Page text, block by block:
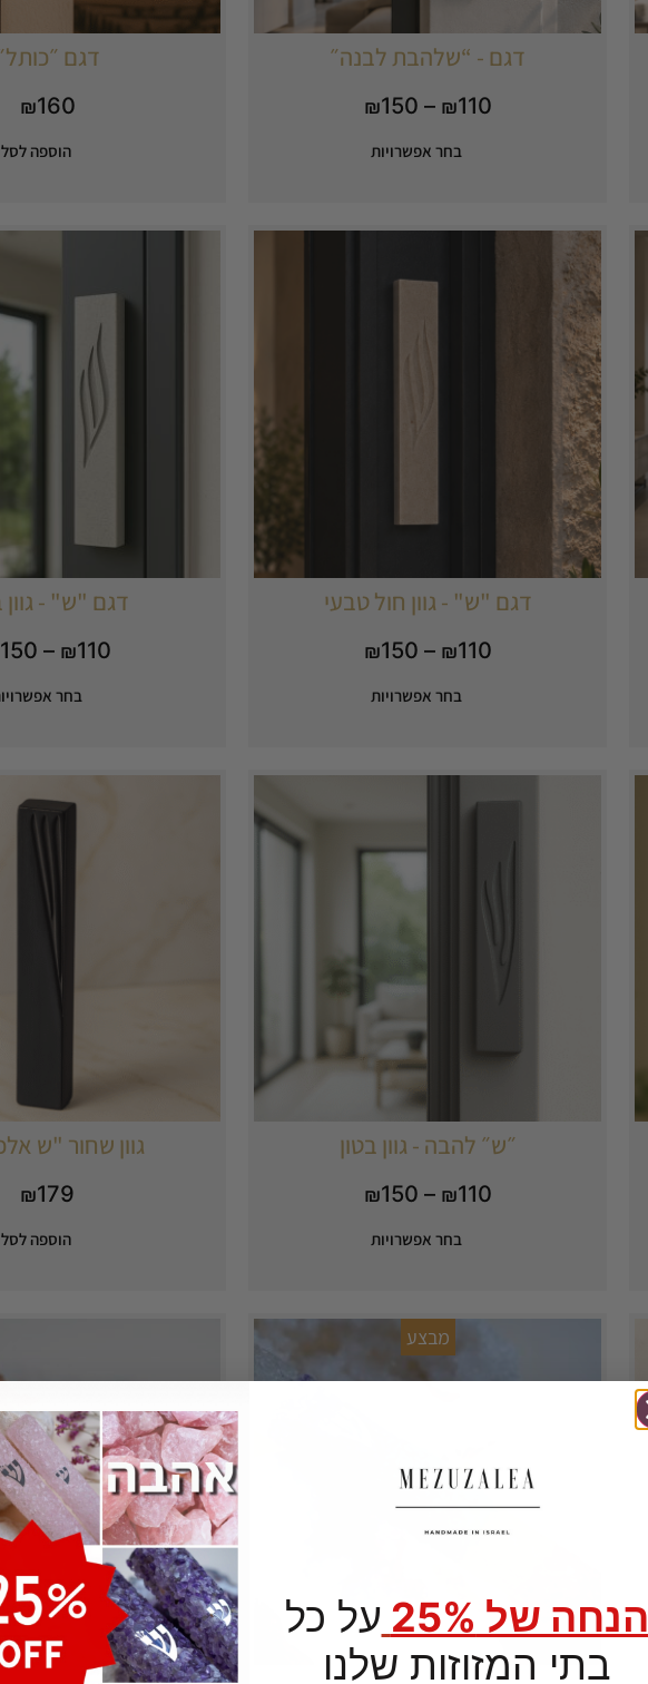
דגם - “שלהבת לבנה״
₪110
–
₪150
בחר אפשרויות
דגם
₪160
הוספה לסל
דגם "ש" - גוון חול טבעי
₪110
–
₪150
בחר אפשרויות
דגם "ש" - גוון
₪110
–
150
בחר
״ש״ להבה - גוון בטון
₪110
–
₪150
בחר אפשרויות
גוון שחור "ש
₪179
הוספה לסל
מבצע
הנחה של 25%
על כל
בתי המזוזות שלנו